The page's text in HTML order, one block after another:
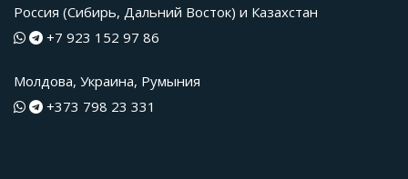
Россия (Сибирь, Дальний Восток) и Казахстан
+7 923 152 97 86
Молдова, Украина, Румыния
+373 798 23 331